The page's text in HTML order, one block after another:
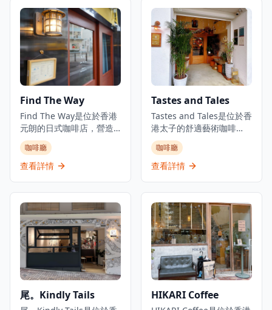
末人潮。從日出到日落，
他們提供坐下式早餐、午
餐和晚餐，專門提供新鮮
烘焙的意大利食品和海濱
用餐體驗。餐廳作為沉浸
式烘焙概念經營，名稱喚
起意大利語中的「麵包和
點的熱門目的地。咖啡廳
以創新菜單聞名，包括金
沙軟殼蟹三文魚籽海鮮等
特色菜品和各式雞蛋料
理。位於遠離繁忙市中心
的寧靜環境中，是本地人
和遊客休閒用餐和社交的
溫馨舒適，設有寵物友善
區域，讓客人可以帶著毛
孩一起享受用餐時光。餐
廳的雞蛋料理創意十足，
從經典的班尼迪蛋到創新
的雞蛋三明治，每一道都
是週末早午餐的理想選
擇。無論是與朋友小聚、
家庭聚餐還是帶著寵物外
出，E For Egg Cafe都能
提供完美的用餐體驗，讓
您在寧靜的環境中享受美
食和美好時光。
Find The Way
Find The Way是位於香港
元朗的日式咖啡店，營造
出真正的昭和年代日本喫
茶店氛圍，讓顧客彷彿瞬
間穿越到日本。店內採用
環境寧靜舒適。Find The
Way提供多樣化菜單，招
牌菜式包括焦糖雞蛋布
丁、楓糖漿鬆餅、藍橙梳
打和檸檬磅蛋糕等。餐廳
採用靈活的經營概念，顧
客可享用各種咖啡、茶類
真正日式咖啡店體驗的顧
咖啡廳
查看詳情
Tastes and Tales
Tastes and Tales是位於香
港太子的舒適藝術咖啡
店，以溫暖和家庭式氛圍
而聞名。這家咖啡店是寵
物友好的場所，深受帶寵
三文魚牛油果意式麵包配
薯餅和沙拉，以及多種特
色咖啡飲品，包括可選擇
咖啡豆的冰釀咖啡。咖啡
店以友善及時的服務而受
到讚譽，為顧客營造溫馨
的環境。距離太子地鐵站
Tastes and Tales為尋求優
咖啡廳
查看詳情
尾。Kindly Tails HIKARI Coffee